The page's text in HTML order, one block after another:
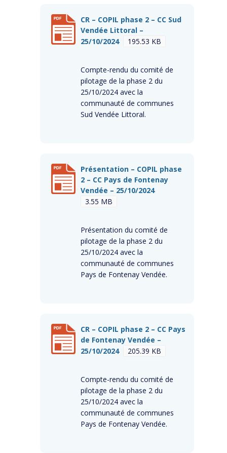
CR – COPIL phase 2 – CC Sud
Vendée Littoral –
25/10/2024
195.53 KB
Compte-rendu du comité de
pilotage de la phase 2 du
25/10/2024 avec la
communauté de communes
Sud Vendée Littoral.
Présentation – COPIL phase
2 – CC Pays de Fontenay
Vendée – 25/10/2024
3.55 MB
Présentation du comité de
pilotage de la phase 2 du
25/10/2024 avec la
communauté de communes
Pays de Fontenay Vendée.
CR – COPIL phase 2 – CC Pays
de Fontenay Vendée –
25/10/2024
205.39 KB
Compte-rendu du comité de
pilotage de la phase 2 du
25/10/2024 avec la
communauté de communes
Pays de Fontenay Vendée.